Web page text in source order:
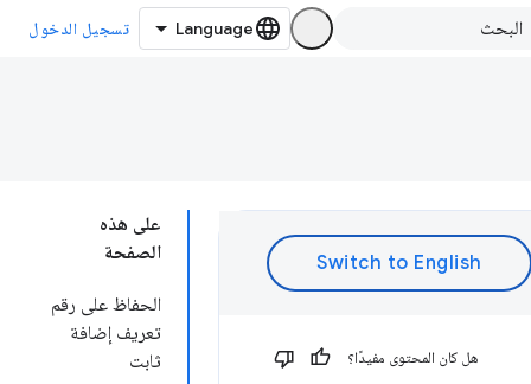
تسجيل الدخول
على هذه
الصفحة
الحفاظ على رقم
تعريف إضافة
ثابت
هل كان المحتوى مفيدًا؟